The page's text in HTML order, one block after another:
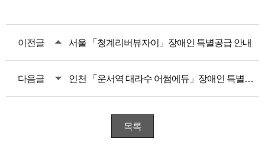
이전글 서울 「청계리버뷰자이」장애인 특별공급 안내
다음글 인천 「운서역 대라수 어썸에듀」장애인 특별공급 안내
목록